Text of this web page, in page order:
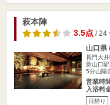
萩本陣
3.5点/ 24
山口県
長門大
新山口
5分山陽
営業時
入浴料
日帰り